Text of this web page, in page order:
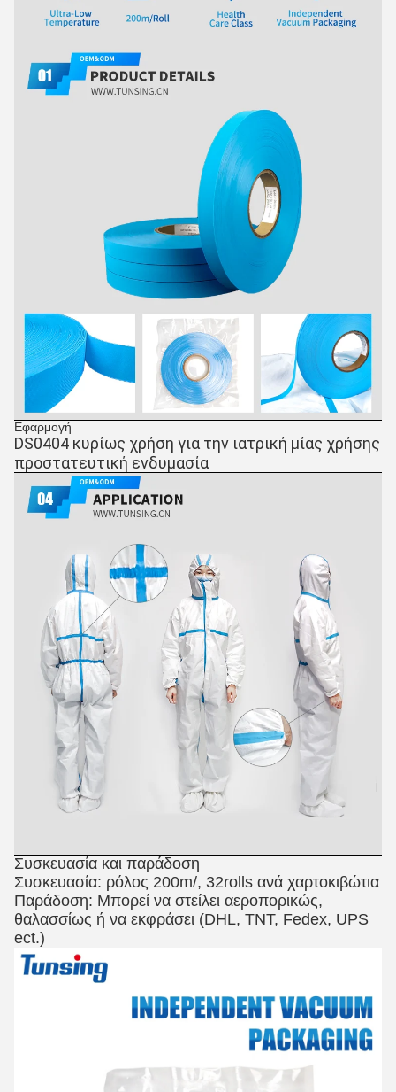
Εφαρμογή
DS0404 κυρίως χρήση για την ιατρική μίας χρήσης
προστατευτική ενδυμασία
Συσκευασία και παράδοση
Συσκευασία: ρόλος 200m/, 32rolls ανά χαρτοκιβώτια
Παράδοση: Μπορεί να στείλει αεροπορικώς,
θαλασσίως ή να εκφράσει (DHL, TNT, Fedex, UPS
ect.)